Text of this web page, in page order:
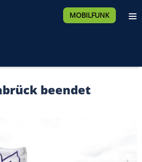
MOBILFUNK
beendet